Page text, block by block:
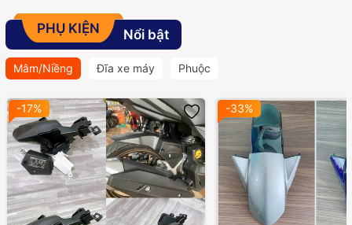
PHỤ KIỆN Nổi bật
Mâm/Niềng Đĩa xe máy Phuộc
-17% -33%